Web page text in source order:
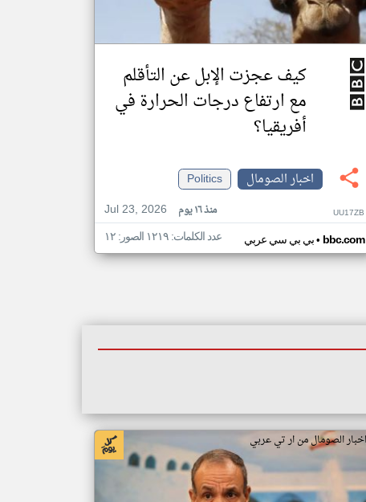
كيف عجزت الإبل عن التأقلم
مع ارتفاع درجات الحرارة في
أفريقيا؟
اخبار الصومال
Politics
Jul 23, 2026
منذ ١٦ يوم UU17ZB
بي بي سي عربي• bbc.com عدد الكلمات: ١٢١٩ الصور: ١٢
اخبار الصومال من ار تي عربي